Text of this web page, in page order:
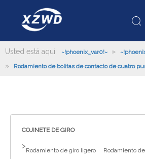
Usted está aquí: ~!phoenix_var0!~ »
» Rodamiento de bolitas de contacto de cuatro
COJINETE DE GIRO
>
Rodamiento de giro ligero Rodamiento